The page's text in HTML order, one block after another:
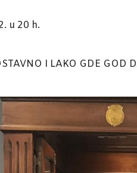
u 20 h.
I LAKO GDE GOD